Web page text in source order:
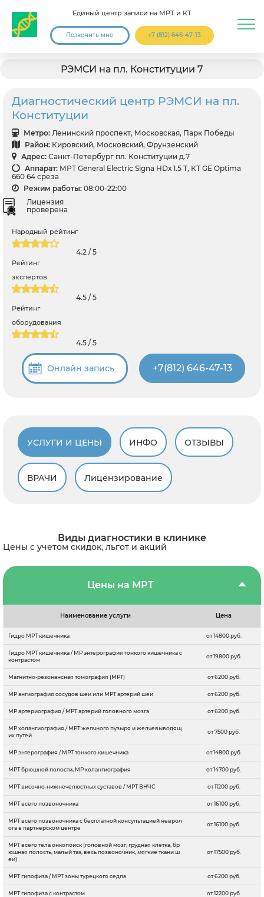
Единый центр записи на МРТ и КТ
Позвонить мне +7 (812) 646-47-13
РЭМСИ на пл. Конституции 7
Диагностический центр РЭМСИ на пл.
Конституции
Метро: Ленинский проспект, Московская, Парк Победы
Район: Кировский, Московский, Фрунзенский
Адрес: Санкт-Петербург пл. Конституции д.7
Аппарат: МРТ General Electric Signa HDх 1.5 T, КТ GE Optima
660 64 среза
Режим работы: 08:00-22:00
Лицензия
проверена
Народный рейтинг
4.2 / 5
Рейтинг
экспертов
4.5 / 5
Рейтинг
оборудования
4.5 / 5
Онлайн запись +7(812) 646-47-13
УСЛУГИ И ЦЕНЫ ИНФО ОТЗЫВЫ
ВРАЧИ Лицензирование
Виды диагностики в клинике
Цены с учетом скидок, льгот и акций
Цены на МРТ
Наименование услуги Цена
Гидро МРТ кишечника от 14800 руб.
Гидро МРТ кишечника / МР энтерография тонкого кишечника с
контрастом
от 19800 руб.
Магнитно-резонансная томография (МРТ) от 6200 руб.
МР ангиография сосудов шеи или МРТ артерий шеи от 6200 руб.
МР артериография / МРТ артерий головного мозга от 6200 руб.
МР холангиография / МРТ желчного пузыря и желчевыводящ
их путей
от 7500 руб.
МР энтерография / МРТ тонкого кишечника от 14800 руб.
МРТ брюшной полости, МР холангиография от 14700 руб.
МРТ височно-нижнечелюстных суставов / МРТ ВНЧС от 11200 руб.
МРТ всего позвоночника от 16100 руб.
МРТ всего позвоночника с бесплатной консультацией неврол
ога в партнерском центре
от 16100 руб.
МРТ всего тела онкопоиск (головной мозг, грудная клетка, бр
юшная полость, малый таз, весь позвоночник, мягкие ткани ш
еи)
от 17500 руб.
МРТ гипофиза / МРТ зоны турецкого седла от 6200 руб.
МРТ гипофиза с контрастом от 12200 руб.